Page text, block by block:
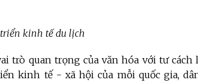
kinh tế du lịch
trò quan trọng của văn hóa với tư
kinh tế - xã hội của mỗi quốc gia,